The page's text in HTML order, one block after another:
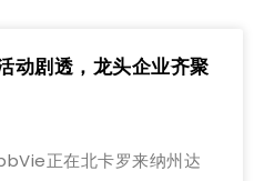
动剧透，龙头企业齐聚
正在北卡罗来纳州达